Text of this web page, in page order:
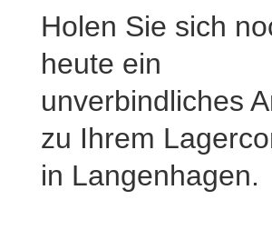
Holen Sie sich
heute ein
unverbindliches
zu Ihrem
in Langenhagen.